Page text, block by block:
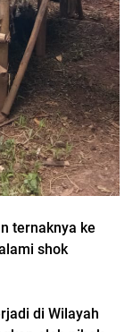
ternaknya ke
shok
di Wilayah